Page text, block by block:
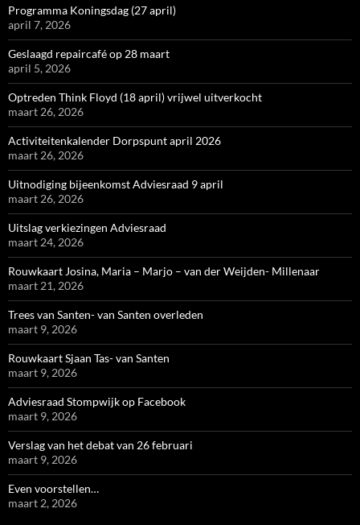
Programma Koningsdag (27 april)
april 7, 2026
Geslaagd repaircafé op 28 maart
april 5, 2026
Optreden Think Floyd (18 april) vrijwel uitverkocht
maart 26, 2026
Activiteitenkalender Dorpspunt april 2026
maart 26, 2026
Uitnodiging bijeenkomst Adviesraad 9 april
maart 26, 2026
Uitslag verkiezingen Adviesraad
maart 24, 2026
Rouwkaart Josina, Maria – Marjo – van der Weijden- Millenaar
maart 21, 2026
Trees van Santen- van Santen overleden
maart 9, 2026
Rouwkaart Sjaan Tas- van Santen
maart 9, 2026
Adviesraad Stompwijk op Facebook
maart 9, 2026
Verslag van het debat van 26 februari
maart 9, 2026
Even voorstellen…
maart 2, 2026